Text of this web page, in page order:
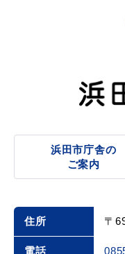
浜田市庁舎の
ご案内
住所 〒
電話